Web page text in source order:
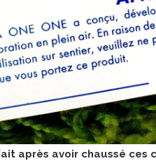
après avoir chaussé ces